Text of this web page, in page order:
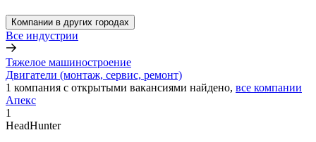
Компании в других городах
Все индустрии
Тяжелое машиностроение
Двигатели (монтаж, сервис, ремонт)
1 компания с открытыми вакансиями найдено, все компании
Апекс
1
HeadHunter